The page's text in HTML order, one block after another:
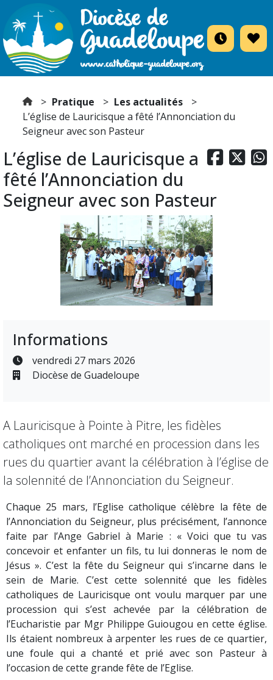
Pratique
Les actualités
L’église de Lauricisque a fêté l’Annonciation du
Seigneur avec son Pasteur
  
L’église de Lauricisque a
fêté l’Annonciation du
Seigneur avec son Pasteur
Informations
vendredi 27 mars 2026
Diocèse de Guadeloupe
A Lauricisque à Pointe à Pitre, les fidèles
catholiques ont marché en procession dans les
rues du quartier avant la célébration à l’église de
la solennité de l’Annonciation du Seigneur.
Chaque 25 mars, l’Eglise catholique célèbre la fête de
l’Annonciation du Seigneur, plus précisément, l’annonce
faite par l’Ange Gabriel à Marie : « Voici que tu vas
concevoir et enfanter un fils, tu lui donneras le nom de
Jésus ». C’est la fête du Seigneur qui s’incarne dans le
sein de Marie. C’est cette solennité que les fidèles
catholiques de Lauricisque ont voulu marquer par une
procession qui s’est achevée par la célébration de
l’Eucharistie par Mgr Philippe Guiougou en cette église.
Ils étaient nombreux à arpenter les rues de ce quartier,
une foule qui a chanté et prié avec son Pasteur à
l’occasion de cette grande fête de l’Eglise.